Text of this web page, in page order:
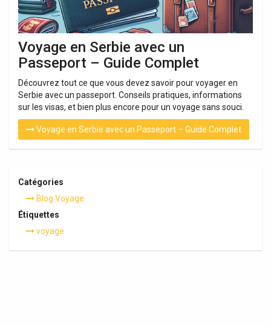
Voyage en Serbie avec un
Passeport – Guide Complet
Découvrez tout ce que vous devez savoir pour voyager en
Serbie avec un passeport. Conseils pratiques, informations
sur les visas, et bien plus encore pour un voyage sans souci.
Voyage en Serbie avec un Passeport – Guide Complet
Catégories
Blog Voyage
Étiquettes
voyage